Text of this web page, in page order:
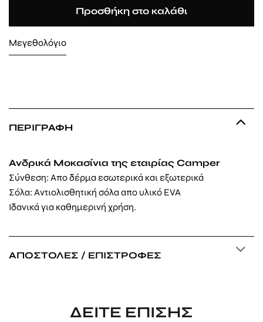
Προσθήκη στο καλάθι
Μεγεθολόγιο
ΠΕΡΙΓΡΑΦΉ
Ανδρικά Μοκασίνια της εταιρίας Camper
Σύνθεση: Απο δέρμα εσωτερικά και εξωτερικά
Σόλα: Αντιολισθητική σόλα απο υλικό EVA
Ιδανικά για καθημερινή χρήση.
ΑΠΟΣΤΟΛΈΣ / ΕΠΙΣΤΡΟΦΈΣ
ΔΕΊΤΕ ΕΠΊΣΗΣ